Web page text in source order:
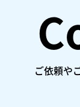
ご依頼や